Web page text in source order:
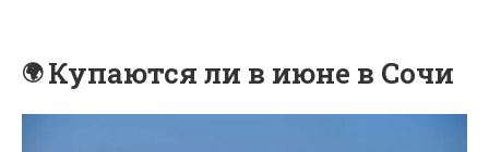
Купаются ли в июне в Сочи